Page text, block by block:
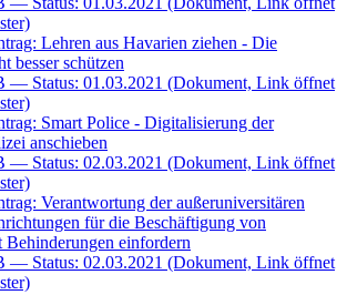
Lehren aus Havarien ziehen - Die
besser schützen
— Status: 01.03.2021 (Dokument, Link öffnet
Smart Police - Digitalisierung der
anschieben
— Status: 02.03.2021 (Dokument, Link öffnet
Verantwortung der außeruniversitären
für die Beschäftigung von
Behinderungen einfordern
— Status: 02.03.2021 (Dokument, Link öffnet